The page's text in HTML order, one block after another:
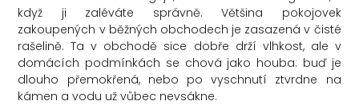
když ji zaléváte správně. Většina pokojovek
zakoupených v běžných obchodech je zasazená v čisté
rašelině. Ta v obchodě sice dobře drží vlhkost, ale v
domácích podmínkách se chová jako houba: buď je
dlouho přemokřená, nebo po vyschnutí ztvrdne na
kámen a vodu už vůbec nevsákne.